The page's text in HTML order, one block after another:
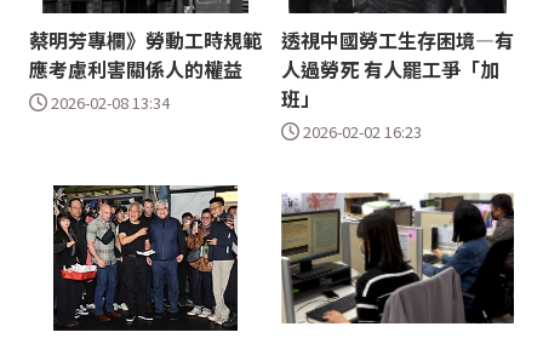
蔡明芳專欄》勞動工時規範
應考慮利害關係人的權益
2026-02-08 13:34
透視中國勞工生存困境—有
人過勞死 有人罷工爭「加
班」
2026-02-02 16:23